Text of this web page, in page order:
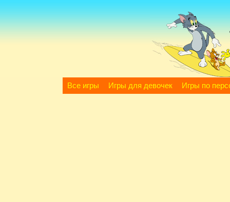
Все игры Игры для девочек Игры по